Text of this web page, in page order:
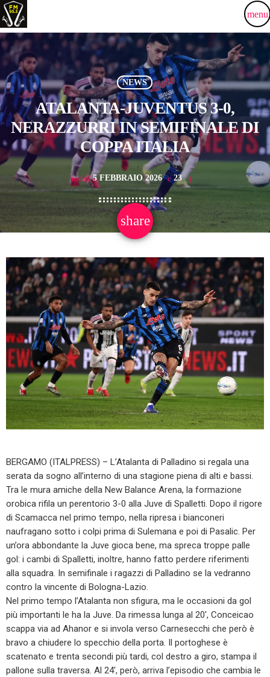
menu
NEWS
ATALANTA-JUVENTUS 3-0,
NERAZZURRI IN SEMIFINALE DI
COPPA ITALIA
today 5 FEBBRAIO 2026 23
share
email
BERGAMO (ITALPRESS) – L’Atalanta di Palladino si regala una
serata da sogno all’interno di una stagione piena di alti e bassi.
Tra le mura amiche della New Balance Arena, la formazione
orobica rifila un perentorio 3-0 alla Juve di Spalletti. Dopo il rigore
di Scamacca nel primo tempo, nella ripresa i bianconeri
naufragano sotto i colpi prima di Sulemana e poi di Pasalic. Per
un’ora abbondante la Juve gioca bene, ma spreca troppe palle
gol: i cambi di Spalletti, inoltre, hanno fatto perdere riferimenti
alla squadra. In semifinale i ragazzi di Palladino se la vedranno
contro la vincente di Bologna-Lazio.
Nel primo tempo l’Atalanta non sfigura, ma le occasioni da gol
più importanti le ha la Juve. Da rimessa lunga al 20′, Conceicao
scappa via ad Ahanor e si invola verso Carnesecchi che però è
bravo a chiudere lo specchio della porta. Il portoghese è
scatenato e trenta secondi più tardi, col destro a giro, stampa il
pallone sulla traversa. Al 24′, però, arriva l’episodio che cambia le